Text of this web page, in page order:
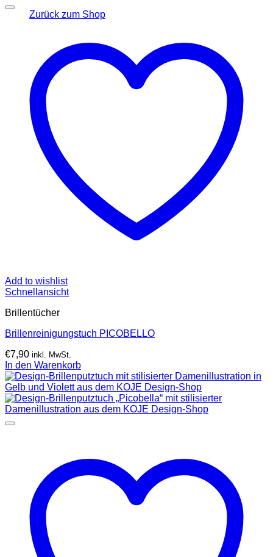
Zurück zum Shop
Add to wishlist
Schnellansicht
Brillentücher
Brillenreinigungstuch PICOBELLO
€7,90 inkl. MwSt.
In den Warenkorb